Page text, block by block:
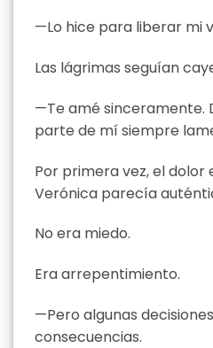
—Lo hice para liberar mi
Las lágrimas seguían
—Te amé sinceramente.
parte de mí siempre
Por primera vez, el dolor
Verónica parecía
No era miedo.
Era arrepentimiento.
—Pero algunas
consecuencias.